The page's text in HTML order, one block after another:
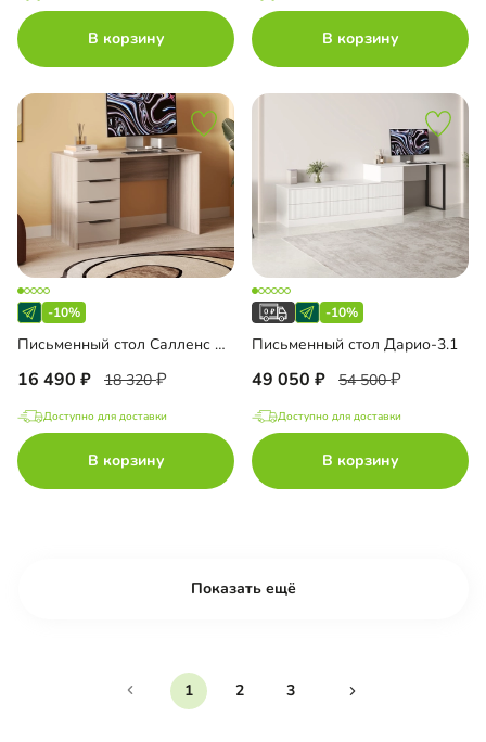
В корзину В корзину
-10%
Письменный стол Салленс Премиум
16 490 18 320
Доступно для доставки
В корзину
-10%
Письменный стол Дарио-3.1
49 050 54 500
Доступно для доставки
В корзину
Показать ещё
1 2 3